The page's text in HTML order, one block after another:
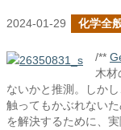
2024-01-29 化学全
/**
木材
ないかと推測。しか
触ってもかぶれない
を解決するために、